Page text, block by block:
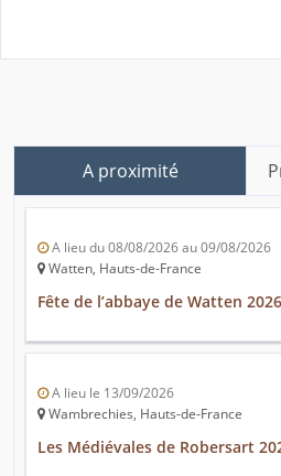
A proximité
A lieu du 08/08/2026 au 09/08/2026
Watten, Hauts-de-France
Fête de l’abbaye de Watten 2026
A lieu le 13/09/2026
Wambrechies, Hauts-de-France
Les Médiévales de Robersart